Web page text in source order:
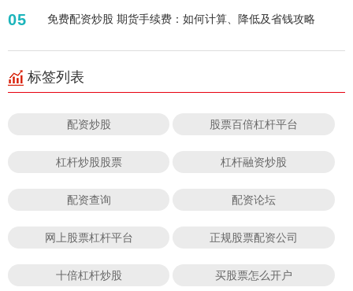
05 免费配资炒股 期货手续费：如何计算、降低及省钱攻略
标签列表
配资炒股 股票百倍杠杆平台
杠杆炒股股票 杠杆融资炒股
配资查询 配资论坛
网上股票杠杆平台 正规股票配资公司
十倍杠杆炒股 买股票怎么开户